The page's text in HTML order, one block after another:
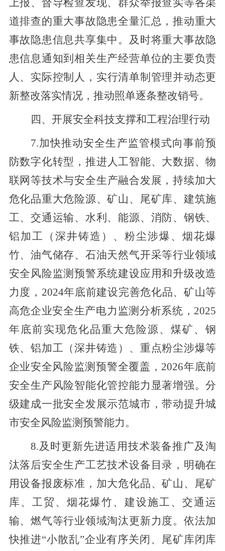
上报、督导检查发现、群众举报查实等各渠
道排查的重大事故隐患全量汇总，推动重大
事故隐患信息共享集中 。及时将重大事故隐
患信息通知到相关生产经营单位的主要负责
人、实际控制人， 实行清单制管理并动态更
新整改落实情况，推动照单逐条整改销号。
四、 开展安全科技支撑和工程治理行动
7.加快推动安全生产监管模式向事前预
防数字化转型， 推进 人工智能、大数据、物
联网等技术与安全生产融合发展 ，持续加大
危化品重大危险源、矿山、尾矿库、建筑施
工、交通运输、水利、能源、消防、钢铁、
铝加工（深井铸造）、粉尘涉爆、烟花爆
竹、油气储存、石油天然气开采等行业领域
安全风险监测预警系统建设应用和升级改造
力度，2024年底前建设完善危化品、矿山等
高危企业安全生产电力监测分析系统，2025
年底前实现危化品重大危险源、煤矿、钢
铁、铝加工（深井铸造）、重点粉尘涉爆等
企业安全风险监测预警全覆盖，2026年底前
安全生产风险智能化管控能力显著增强。分
级建成一批安全发展示范城市，带动提升城
市安全风险监测预警能力。
8.及时更新先进适用技术装备推广及淘
汰落后安全生产工艺技术设备目录，明确在
用设备报废标准，加大危化品、矿山、尾矿
库、工贸、烟花爆竹、建设施工、交通运
输、燃气等行业领域淘汰更新力度。依法加
快推进“小散乱”企业有序关闭、尾矿库闭库